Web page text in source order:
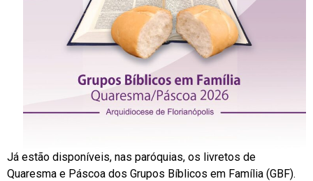
Já estão disponíveis, nas paróquias, os livretos de
Quaresma e Páscoa dos Grupos Bíblicos em Família (GBF).